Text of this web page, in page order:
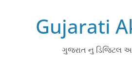
Gujarati
ગુજરાત નુ ડિજિટલ